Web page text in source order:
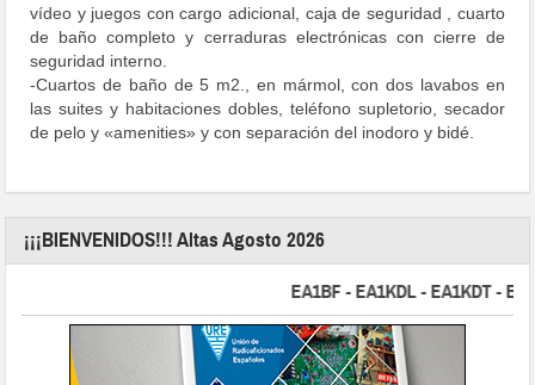
vídeo y juegos con cargo adicional, caja de seguridad , cuarto
de baño completo y cerraduras electrónicas con cierre de
seguridad interno.
-Cuartos de baño de 5 m2., en mármol, con dos lavabos en
las suites y habitaciones dobles, teléfono supletorio, secador
de pelo y «amenities» y con separación del inodoro y bidé.
¡¡¡BIENVENIDOS!!! Altas Agosto 2026
EA1BF - EA1KDL - EA1KDT -